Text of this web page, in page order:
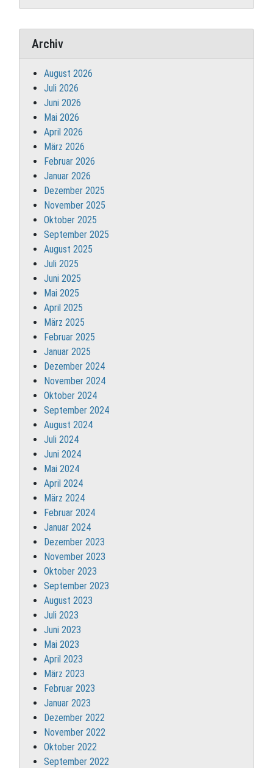
Archiv
August 2026
Juli 2026
Juni 2026
Mai 2026
April 2026
März 2026
Februar 2026
Januar 2026
Dezember 2025
November 2025
Oktober 2025
September 2025
August 2025
Juli 2025
Juni 2025
Mai 2025
April 2025
März 2025
Februar 2025
Januar 2025
Dezember 2024
November 2024
Oktober 2024
September 2024
August 2024
Juli 2024
Juni 2024
Mai 2024
April 2024
März 2024
Februar 2024
Januar 2024
Dezember 2023
November 2023
Oktober 2023
September 2023
August 2023
Juli 2023
Juni 2023
Mai 2023
April 2023
März 2023
Februar 2023
Januar 2023
Dezember 2022
November 2022
Oktober 2022
September 2022